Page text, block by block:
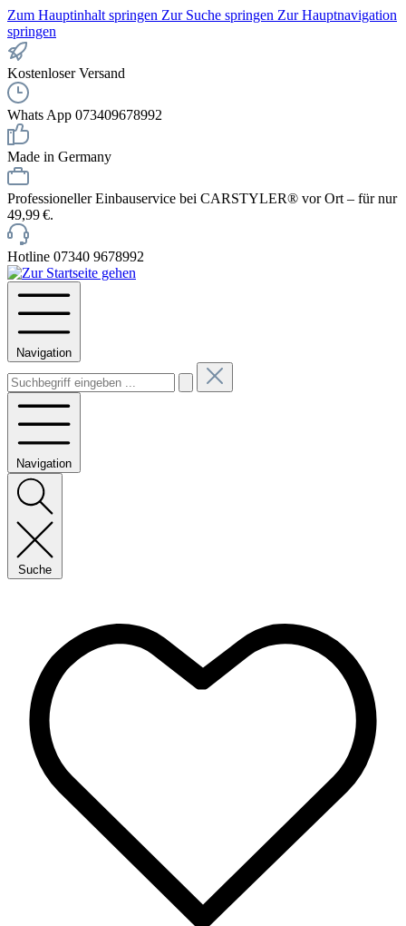
Zum Hauptinhalt springen Zur Suche springen Zur Hauptnavigation
springen
Kostenloser Versand
Whats App 073409678992
Made in Germany
Professioneller Einbauservice bei CARSTYLER® vor Ort – für nur
49,99 €.
Hotline 07340 9678992
Navigation
Navigation
Suche